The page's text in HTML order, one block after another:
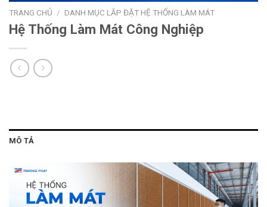
TRANG CHỦ / DANH MỤC LẮP ĐẶT HỆ THỐNG LÀM MÁT
Hệ Thống Làm Mát Công Nghiệp
MÔ TẢ